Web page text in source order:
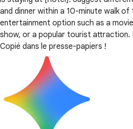
and dinner within a 10-minute walk
entertainment option such as a
show, or a popular tourist attraction.
Copié dans le presse-papiers !